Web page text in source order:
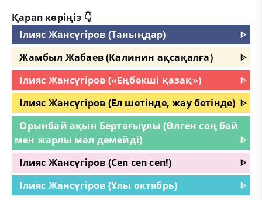
Қарап көріңіз 👇
Ілияс Жансүгіров (Таныңдар)
ᐈ
Жамбыл Жабаев (Калинин ақсақалға)
ᐈ
Ілияс Жансүгіров («Еңбекші қазақ»)
ᐈ
Ілияс Жансүгіров (Ел шетінде, жау бетінде) ᐈ
Орынбай ақын Бертағыұлы (Өлген соң бай
мен жарлы мал демейді)
ᐈ
Ілияс Жансүгіров (Сеп сеп сеп!)
ᐈ
Ілияс Жансүгіров (Ұлы октябрь)
ᐈ